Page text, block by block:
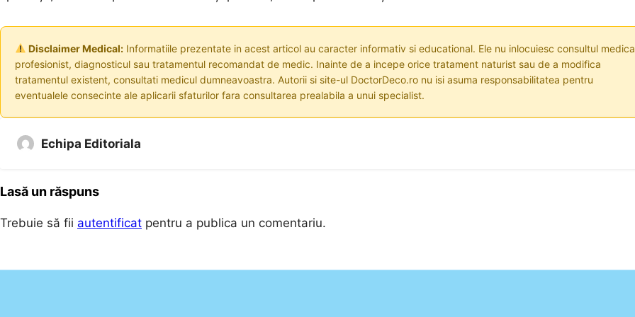
Disclaimer Medical:Informatiile prezentate in acest articol au caracter informativ si educational. Ele nu inlocuiesc consultul
profesionist, diagnosticul sau tratamentul recomandat de medic. Inainte de a incepe orice tratament naturist sau de a modifica
tratamentul existent, consultati medicul dumneavoastra. Autorii si site-ul DoctorDeco.ro nu isi asuma responsabilitatea pentru
eventualele consecinte ale aplicarii sfaturilor fara consultarea prealabila a unui specialist.
Echipa Editoriala
Lasă un răspuns
Trebuie să fii autentificat pentru a publica un comentariu.